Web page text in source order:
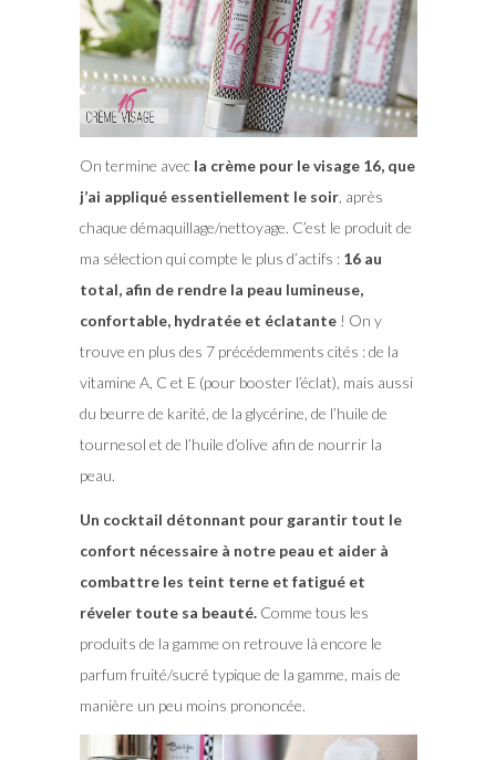
On termine avecla crème pour le visage 16, que
j’ai appliqué essentiellement le soir, après
chaque démaquillage/nettoyage. C’est le produit de
ma sélection qui compte le plus d’actifs : 16 au
total, afin de rendre la peau lumineuse,
confortable, hydratée et éclatante! On y
trouve en plus des 7 précédemments cités : de la
vitamine A, C et E (pour booster l’éclat), mais aussi
du beurre de karité, de la glycérine, de l’huile de
tournesol et de l’huile d’olive afin de nourrir la
peau.
Un cocktail détonnant pour garantir tout le
confort nécessaire à notre peau et aider à
combattre les teint terne et fatigué et
réveler toute sa beauté.Comme tous les
produits de la gamme on retrouve là encore le
parfum fruité/sucré typique de la gamme, mais de
manière un peu moins prononcée.